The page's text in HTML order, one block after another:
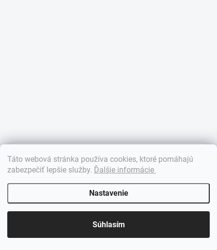
Táto webová stránka používa cookies, ktoré pomáhajú
zabezpečiť lepšie služby. Ďalšie informácie
Nastavenie
Súhlasím
Dobrý deň! 👋 Pomôžem vám nájsť správny diel. Napíšte mi.